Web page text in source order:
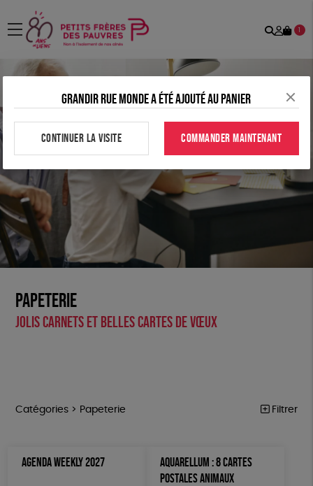
menu
Mon
1
Papeterie
Jolis carnets et belles cartes de vœux
Catégories > Papeterie Filtrer
Par défaut
AGENDA WEEKLY 2027
AQUARELLUM : 8 CARTES
POSTALES ANIMAUX
Grandir rue monde a été ajouté au panier
CONTINUER LA VISITE COMMANDER MAINTENANT